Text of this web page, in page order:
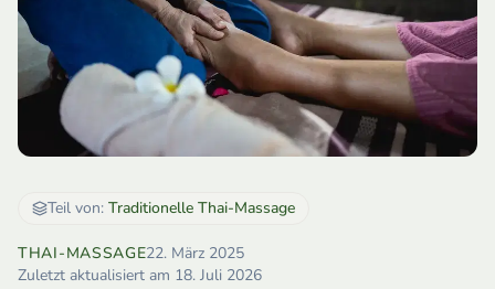
Teil von: Traditionelle Thai-Massage
THAI-MASSAGE22. März 2025
Zuletzt aktualisiert am 18. Juli 2026